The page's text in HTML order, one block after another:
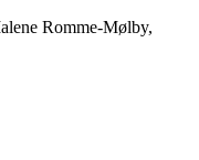
Romme-Mølby,